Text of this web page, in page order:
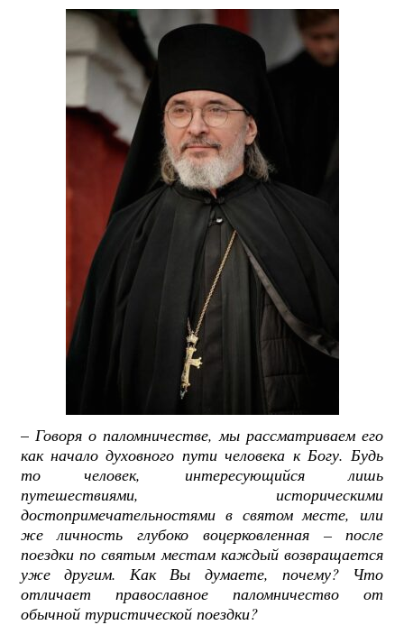
– Говоря о паломничестве, мы рассматриваем его
как начало духовного пути человека к Богу. Будь
то человек, интересующийся лишь
путешествиями, историческими
достопримечательностями в святом месте, или
же личность глубоко воцерковленная – после
поездки по святым местам каждый возвращается
уже другим. Как Вы думаете, почему? Что
отличает православное паломничество от
обычной туристической поездки?